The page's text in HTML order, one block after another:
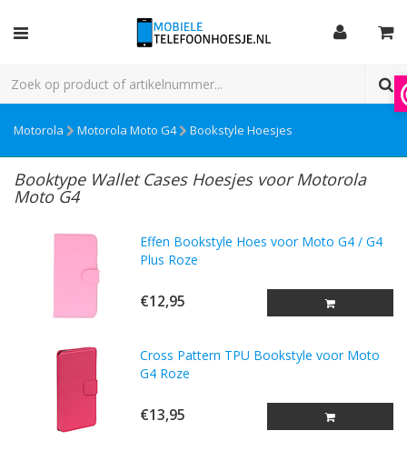
Motorola Motorola Moto G4 Bookstyle Hoesjes
Booktype Wallet Cases Hoesjes voor Motorola
Moto G4
Effen Bookstyle Hoes voor Moto G4 / G4
Plus Roze
€12,95
Cross Pattern TPU Bookstyle voor Moto
G4 Roze
€13,95